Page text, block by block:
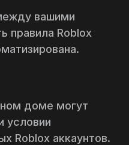
вашими
правила Roblox
доме могут
условии
Roblox аккаунтов.